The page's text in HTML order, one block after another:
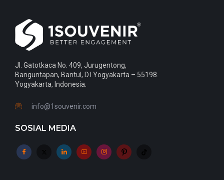
Jl. Gatotkaca No. 409, Jurugentong,
Banguntapan, Bantul, D.I.Yogyakarta – 55198.
Yogyakarta, Indonesia.
info@1souvenir.com
SOSIAL MEDIA